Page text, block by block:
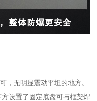
，无明显震动平坦的地方。
设置了固定底盘可与框架焊